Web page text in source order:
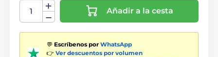
Añadir a la cesta
💬 Escríbenos por WhatsApp
👉 Ver descuentos por volumen